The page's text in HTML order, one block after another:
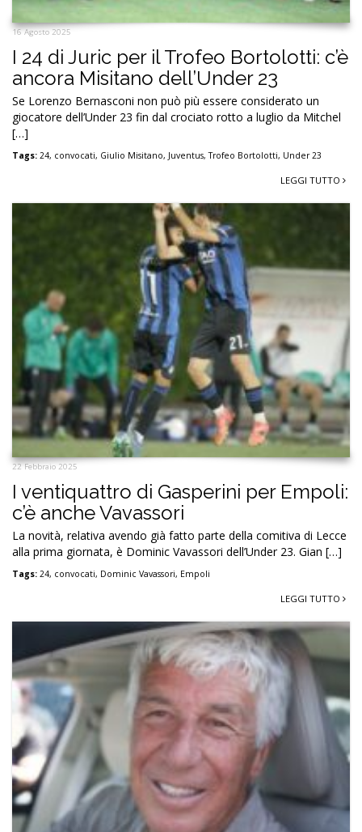
16 Agosto 2025
I 24 di Juric per il Trofeo Bortolotti: c’è
ancora Misitano dell’Under 23
Se Lorenzo Bernasconi non può più essere considerato un
giocatore dell’Under 23 fin dal crociato rotto a luglio da Mitchel
[…]
Tags: 24, convocati, Giulio Misitano, Juventus,Trofeo Bortolotti, Under 23
LEGGI TUTTO
22 Febbraio 2025
I ventiquattro di Gasperini per Empoli:
c’è anche Vavassori
La novità, relativa avendo già fatto parte della comitiva di Lecce
alla prima giornata, è Dominic Vavassori dell’Under 23. Gian […]
Tags: 24, convocati, Dominic Vavassori, Empoli
LEGGI TUTTO